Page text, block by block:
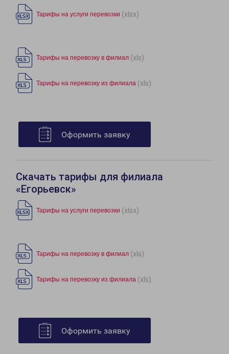
Тарифы на услуги перевозки (xlsx)
Тарифы на перевозку в филиал (xls)
Тарифы на перевозку из филиала (xls)
Оформить заявку
Скачать тарифы для филиала
«Егорьевск»
Тарифы на услуги перевозки (xlsx)
Тарифы на перевозку в филиал (xls)
Тарифы на перевозку из филиала (xls)
Оформить заявку